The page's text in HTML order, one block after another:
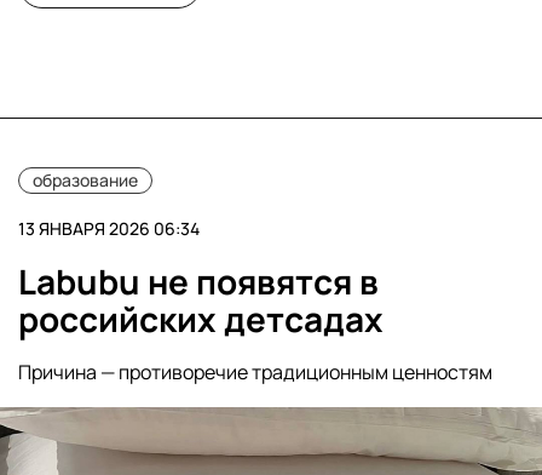
образование
13 ЯНВАРЯ 2026 06:34
Labubu не появятся в
российских детсадах
Причина — противоречие традиционным ценностям